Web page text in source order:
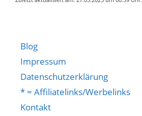
Blog
Impressum
Datenschutzerklärung
* = Affiliatelinks/Werbelinks
Kontakt